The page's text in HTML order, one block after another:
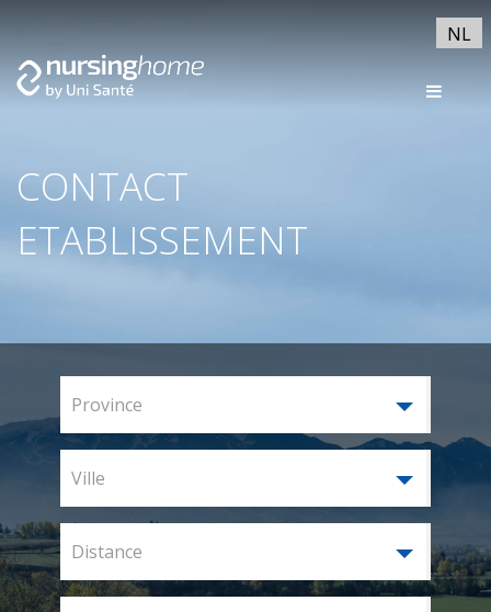
NL
CONTACT
ETABLISSEMENT
Province
Ville
Distance